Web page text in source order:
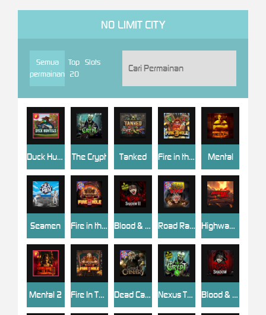
NO LIMIT CITY
Semua
permainan
Top
20
Slots
Seamen
Duck Hunters Fire in the Hole 3
Highway to Hell
Mental 2 Blood & Shadow
Blood & Shadow 2
Mental
The Crypt
Nexus The Crypt
Fire in the Hole 2
Tanked
Fire In The Hole xBomb
Road Rage
Dead Canary